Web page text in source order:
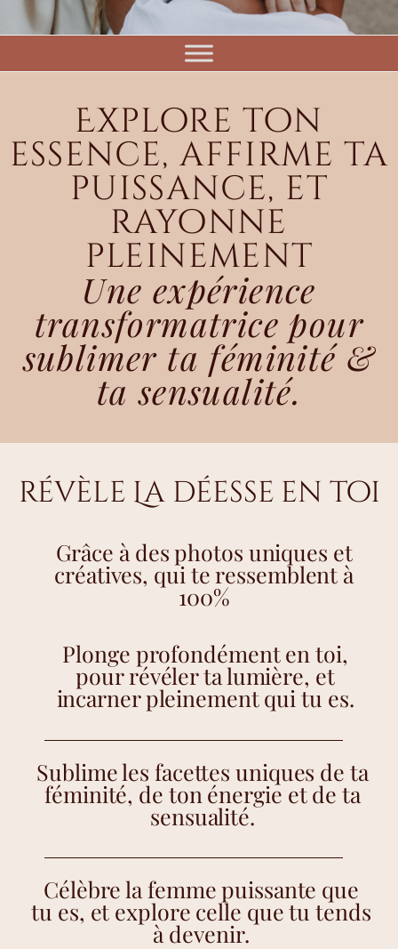
Explore ton
essence, affirme ta
puissance, et
rayonne
pleinement
Une expérience
transformatrice pour
sublimer ta féminité &
ta sensualité.
révèle La déesse en toi
Grâce à des photos uniques et
créatives, qui te ressemblent à
100%
Plonge profondément en toi,
pour révéler ta lumière, et
incarner pleinement qui tu es.
Sublime les facettes uniques de ta
féminité, de ton énergie et de ta
sensualité.
Célèbre la femme puissante que
tu es, et explore celle que tu tends
à devenir.